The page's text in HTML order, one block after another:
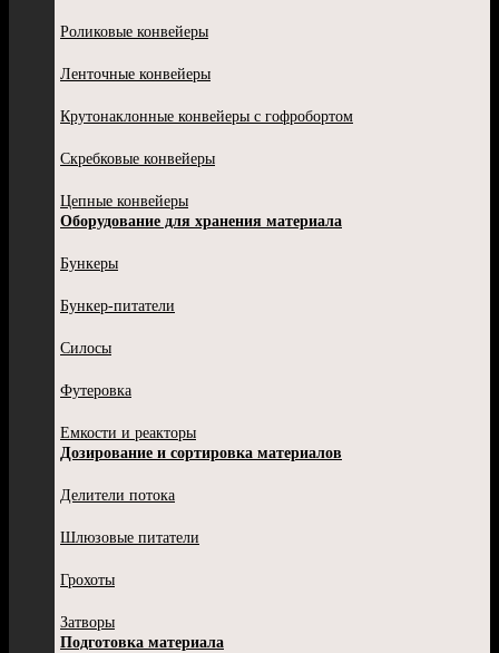
Роликовые конвейеры
Ленточные конвейеры
Крутонаклонные конвейеры с гофробортом
Скребковые конвейеры
Цепные конвейеры
Оборудование для хранения материала
Бункеры
Бункер-питатели
Силосы
Футеровка
Емкости и реакторы
Дозирование и сортировка материалов
Делители потока
Шлюзовые питатели
Грохоты
Затворы
Подготовка материала